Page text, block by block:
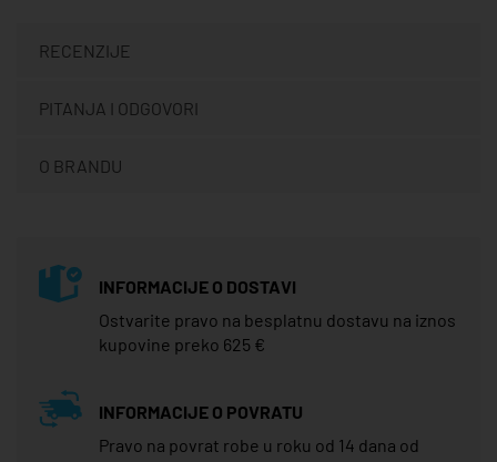
RECENZIJE
PITANJA I ODGOVORI
O BRANDU
INFORMACIJE O DOSTAVI
Ostvarite pravo na besplatnu dostavu na iznos
kupovine preko 625 €
INFORMACIJE O POVRATU
Pravo na povrat robe u roku od 14 dana od